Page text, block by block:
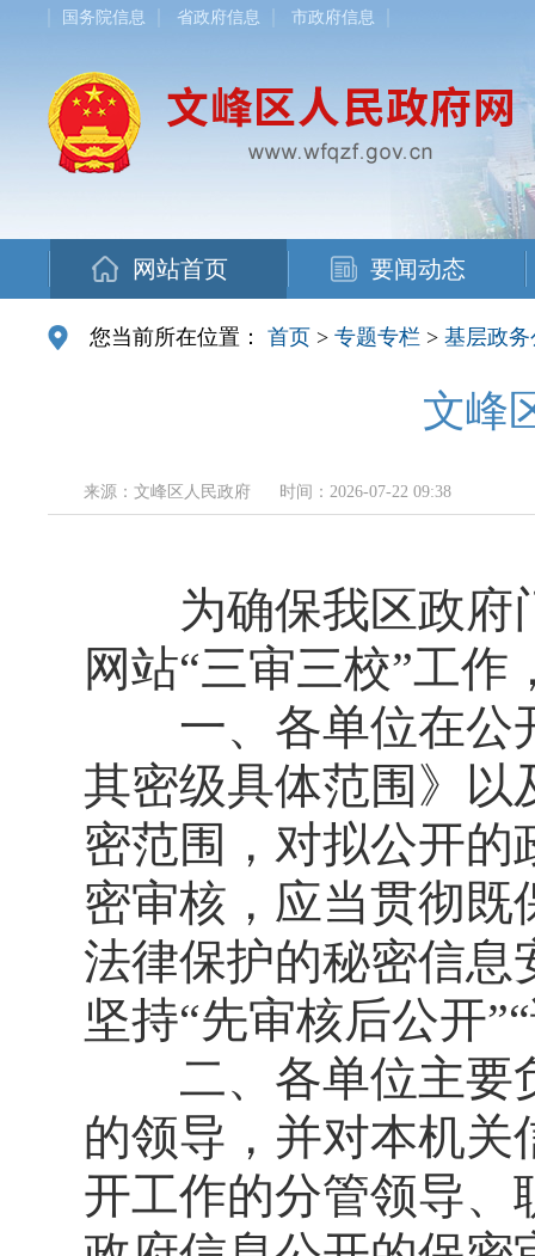
国务院信息 省政府信息 市政府信息
网站首页 要闻动态
您当前所在位置： 首页 > 专题专栏 > 基层政
文峰
来源：文峰区人民政府 时间：2026-07-22 09:38
为确保我区政府门
网站“三审三校”工
一、各单位在公开
其密级具体范围》以
密范围，对拟公开
密审核，应当贯彻
法律保护的秘密信息
坚持“先审核后公开
二、各单位主要负
的领导，并对本机
开工作的分管领导、